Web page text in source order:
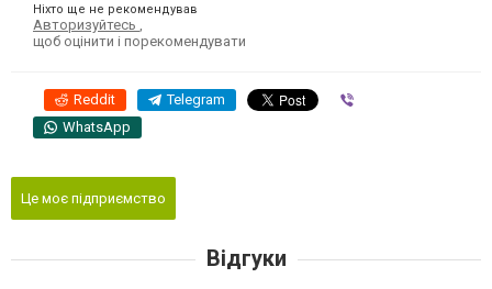
Ніхто ще не рекомендував
Авторизуйтесь
щоб оцінити і порекомендувати
Reddit Telegram
WhatsApp
Це моє підприємство
Відгуки